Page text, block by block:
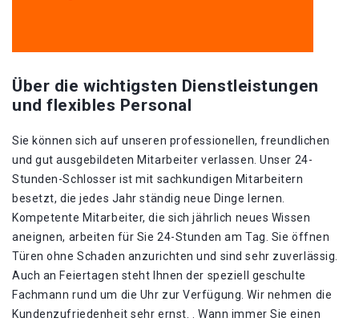
Über die wichtigsten Dienstleistungen
und flexibles Personal
Sie können sich auf unseren professionellen, freundlichen
und gut ausgebildeten Mitarbeiter verlassen. Unser 24-
Stunden-Schlosser ist mit sachkundigen Mitarbeitern
besetzt, die jedes Jahr ständig neue Dinge lernen.
Kompetente Mitarbeiter, die sich jährlich neues Wissen
aneignen, arbeiten für Sie 24-Stunden am Tag. Sie öffnen
Türen ohne Schaden anzurichten und sind sehr zuverlässig.
Auch an Feiertagen steht Ihnen der speziell geschulte
Fachmann rund um die Uhr zur Verfügung. Wir nehmen die
Kundenzufriedenheit sehr ernst. . Wann immer Sie einen